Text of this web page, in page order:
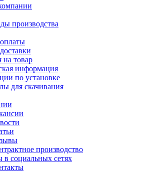
производства
на товар
информация
по установке
для скачивания
производство
социальных сетях